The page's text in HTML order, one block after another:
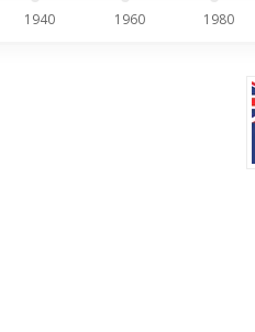
1940 1960 1980